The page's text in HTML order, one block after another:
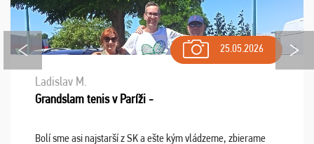
25.05.2026
Ladislav M.
Grandslam tenis v Paríži -
Bolí sme asi najstarší z SK a ešte kým vládzeme, zbierame